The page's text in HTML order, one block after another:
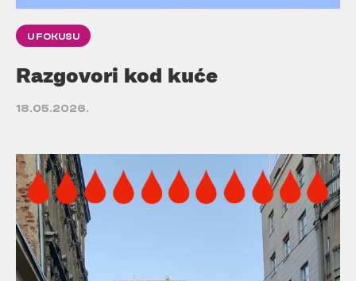
U FOKUSU
Razgovori kod kuće
18.05.2026.